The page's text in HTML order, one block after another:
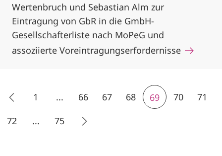
Wertenbruch und Sebastian Alm zur
Eintragung von GbR in die GmbH-
Gesellschafterliste nach MoPeG und
assoziierte Voreintragungserfordernisse
1 ... 66 67 68 69 70
71
72
... 75